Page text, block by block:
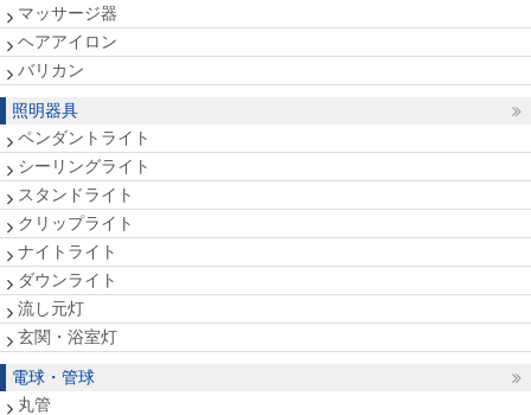
マッサージ器
ヘアアイロン
バリカン
照明器具
ペンダントライト
シーリングライト
スタンドライト
クリップライト
ナイトライト
ダウンライト
流し元灯
玄関・浴室灯
電球・管球
丸管